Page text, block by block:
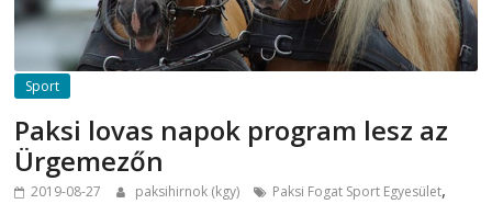
Sport
Paksi lovas napok program lesz az
Ürgemezőn
2019-08-27 paksihirnok (kgy) Paksi Fogat Sport Egyesület,